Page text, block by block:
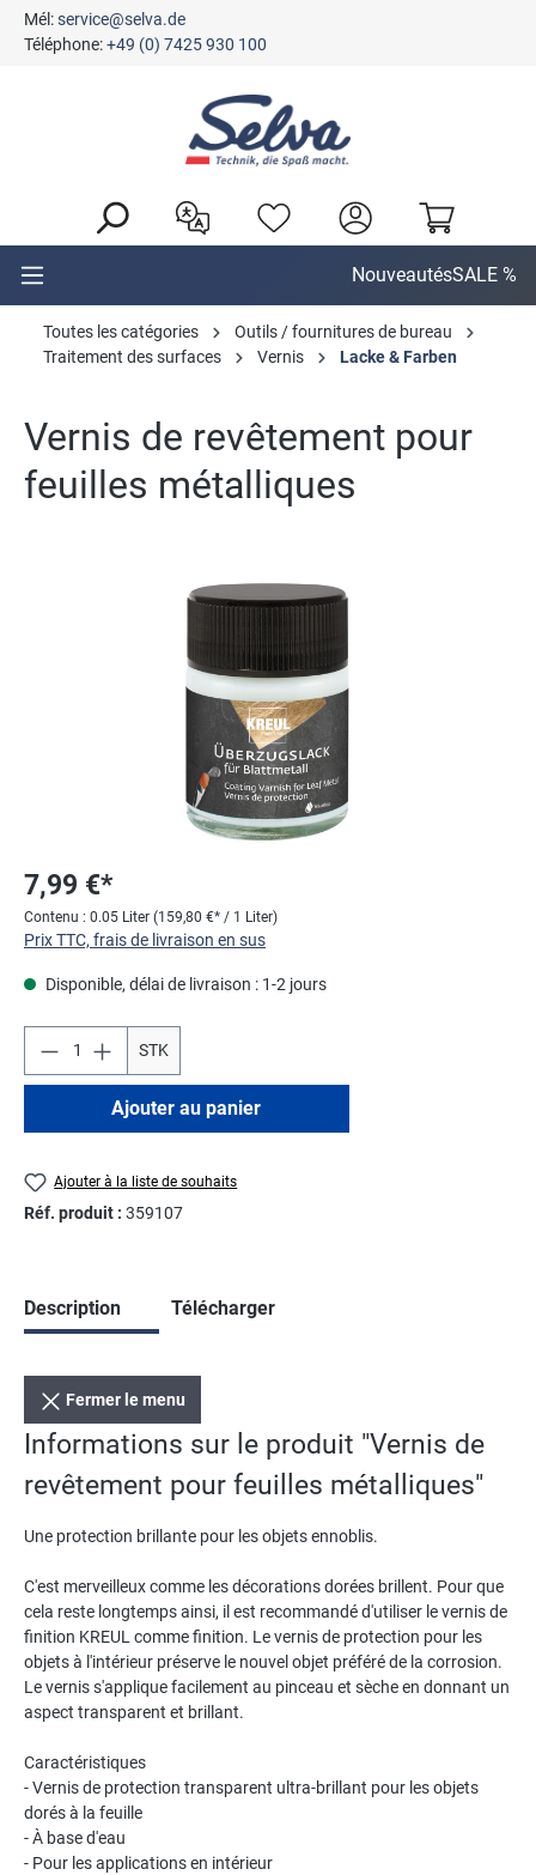
principal
Mél:service@selva.de
Téléphone:+49 (0) 7425 930 100
NouveautésSALE %
Toutes les catégories
Outils / fournitures de bureau
Traitement des surfaces
Vernis Lacke & Farben
Vernis de revêtement pour
feuilles métalliques
Ignorer la galerie d'images
7,99 €*
Contenu : 0.05 Liter (159,80 €* / 1 Liter)
Prix TTC, frais de livraison en sus
Disponible, délai de livraison : 1-2 jours
STK
Ajouter au panier
Ajouter à la liste de souhaits
Réf. produit : 359107
Description Télécharger
Fermer le menu
Informations sur le produit "Vernis de
revêtement pour feuilles métalliques"
Une protection brillante pour les objets ennoblis.
C'est merveilleux comme les décorations dorées brillent. Pour que
cela reste longtemps ainsi, il est recommandé d'utiliser le vernis de
finition KREUL comme finition. Le vernis de protection pour les
objets à l'intérieur préserve le nouvel objet préféré de la corrosion.
Le vernis s'applique facilement au pinceau et sèche en donnant un
aspect transparent et brillant.
Caractéristiques
- Vernis de protection transparent ultra-brillant pour les objets
dorés à la feuille
- À base d'eau
- Pour les applications en intérieur